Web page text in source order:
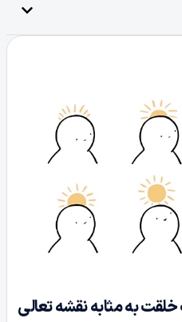
به مثابه نقشه تعالی